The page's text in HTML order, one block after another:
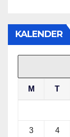
KALENDER
M T
3 4